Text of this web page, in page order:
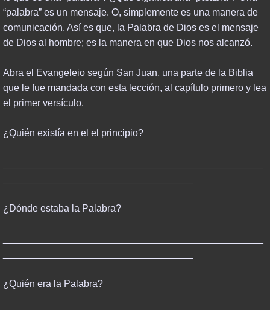
BIBLICAL STUDIES
ADVANCED STUDIES
END TIMES
PROPHECY
REVELATION
POWER BOOKS
NBC & BIOWARFARE
“palabra” es un mensaje. O, simplemente es una manera de
comunicación. Así es que, la Palabra de Dios es el mensaje
de Dios al hombre; es la manera en que Dios nos alcanzó.
Abra el Evangeleio según San Juan, una parte de la Biblia
que le fue mandada con esta lección, al capítulo primero y lea
el primer versículo.
¿Quién existía en el el principio?
¿Dónde estaba la Palabra?
¿Quién era la Palabra?